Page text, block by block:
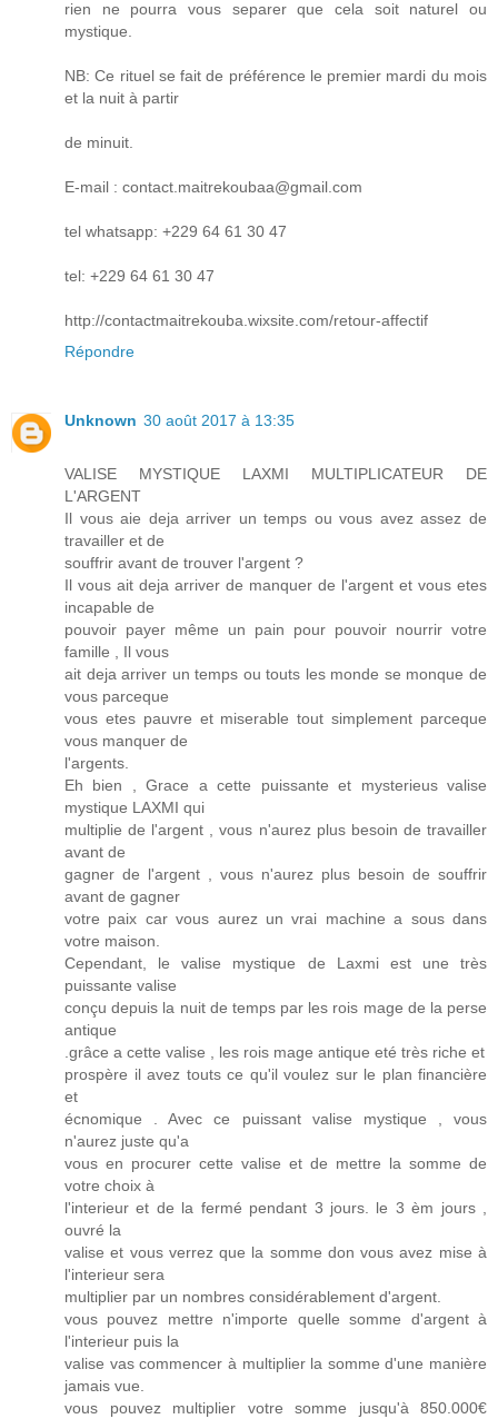
rien ne pourra vous separer que cela soit naturel ou
mystique.
NB: Ce rituel se fait de préférence le premier mardi du mois
et la nuit à partir
de minuit.
E-mail : contact.maitrekoubaa@gmail.com
tel whatsapp: +229 64 61 30 47
tel: +229 64 61 30 47
http://contactmaitrekouba.wixsite.com/retour-affectif
Répondre
Unknown 30 août 2017 à 13:35
VALISE MYSTIQUE LAXMI MULTIPLICATEUR DE
L'ARGENT
Il vous aie deja arriver un temps ou vous avez assez de
travailler et de
souffrir avant de trouver l'argent ?
Il vous ait deja arriver de manquer de l'argent et vous etes
incapable de
pouvoir payer même un pain pour pouvoir nourrir votre
famille , Il vous
ait deja arriver un temps ou touts les monde se monque de
vous parceque
vous etes pauvre et miserable tout simplement parceque
vous manquer de
l'argents.
Eh bien , Grace a cette puissante et mysterieus valise
mystique LAXMI qui
multiplie de l'argent , vous n'aurez plus besoin de travailler
avant de
gagner de l'argent , vous n'aurez plus besoin de souffrir
avant de gagner
votre paix car vous aurez un vrai machine a sous dans
votre maison.
Cependant, le valise mystique de Laxmi est une très
puissante valise
conçu depuis la nuit de temps par les rois mage de la perse
antique
.grâce a cette valise , les rois mage antique eté très riche et
prospère il avez touts ce qu'il voulez sur le plan financière
et
écnomique . Avec ce puissant valise mystique , vous
n'aurez juste qu'a
vous en procurer cette valise et de mettre la somme de
votre choix à
l'interieur et de la fermé pendant 3 jours. le 3 èm jours ,
ouvré la
valise et vous verrez que la somme don vous avez mise à
l'interieur sera
multiplier par un nombres considérablement d'argent.
vous pouvez mettre n'importe quelle somme d'argent à
l'interieur puis la
valise vas commencer à multiplier la somme d'une manière
jamais vue.
vous pouvez multiplier votre somme jusqu'à 850.000€